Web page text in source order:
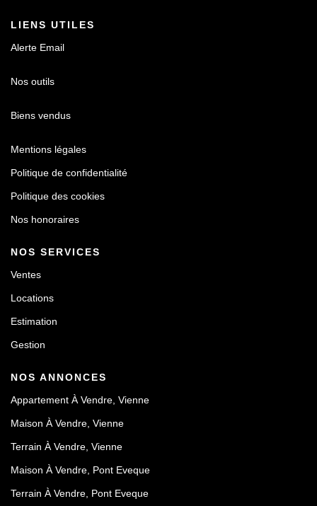
LIENS UTILES
Alerte Email
Nos outils
Biens vendus
Mentions légales
Politique de confidentialité
Politique des cookies
Nos honoraires
NOS SERVICES
Ventes
Locations
Estimation
Gestion
NOS ANNONCES
Appartement À Vendre, Vienne
Maison À Vendre, Vienne
Terrain À Vendre, Vienne
Maison À Vendre, Pont Eveque
Terrain À Vendre, Pont Eveque